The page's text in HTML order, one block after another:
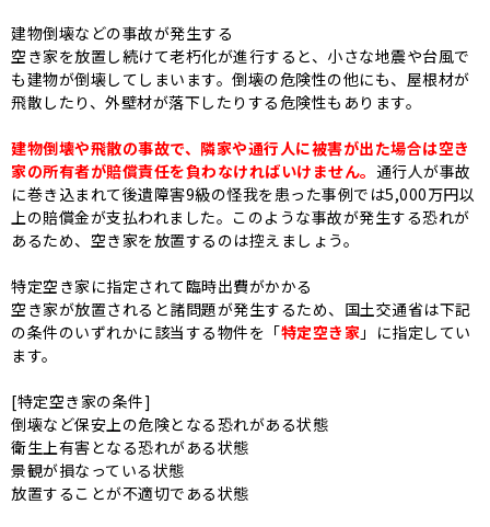
建物倒壊などの事故が発生する
空き家を放置し続けて老朽化が進行すると、小さな地震や台風で
も建物が倒壊してしまいます。倒壊の危険性の他にも、屋根材が
飛散したり、外壁材が落下したりする危険性もあります。
建物倒壊や飛散の事故で、隣家や通行人に被害が出た場合は空き
家の所有者が賠償責任を負わなければいけません。 通行人が事故
に巻き込まれて後遺障害9級の怪我を患った事例では5,000万円以
上の賠償金が支払われました。このような事故が発生する恐れが
あるため、空き家を放置するのは控えましょう。
特定空き家に指定されて臨時出費がかかる
空き家が放置されると諸問題が発生するため、国土交通省は下記
の条件のいずれかに該当する物件を「特定空き家 」に指定してい
ます。
[特定空き家の条件]
倒壊など保安上の危険となる恐れがある状態
衛生上有害となる恐れがある状態
景観が損なっている状態
放置することが不適切である状態